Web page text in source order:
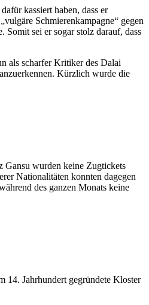
kassiert haben, dass er
Schmierenkampagne“ gegen
Somit sei er sogar stolz darauf, dass
als scharfer Kritiker des Dalai
Kürzlich wurde die
Gansu wurden keine Zugtickets
Nationalitäten konnten dagegen
des ganzen Monats keine
14. Jahrhundert gegründete Kloster